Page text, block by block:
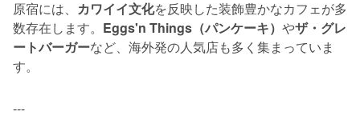
原宿には、 カワイイ文化を反映した装飾豊かなカフェが多
数存在します。 Eggs'n Things（パンケーキ） やザ・グレ
ートバーガーなど、海外発の人気店も多く集まっていま
す。
---